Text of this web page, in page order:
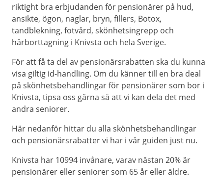
riktight bra erbjudanden för pensionärer på hud,
ansikte, ögon, naglar, bryn, fillers, Botox,
tandblekning, fotvård, skönhetsingrepp och
hårborttagning i Knivsta och hela Sverige.
För att få ta del av pensionärsrabatten ska du kunna
visa giltig id-handling. Om du känner till en bra deal
på skönhetsbehandlingar för pensionärer som bor i
Knivsta, tipsa oss gärna så att vi kan dela det med
andra seniorer.
Här nedanför hittar du alla skönhetsbehandlingar
och pensionärsrabatter vi har i vår guiden just nu.
Knivsta har 10994 invånare, varav nästan 20% är
pensionärer eller seniorer som 65 år eller äldre.